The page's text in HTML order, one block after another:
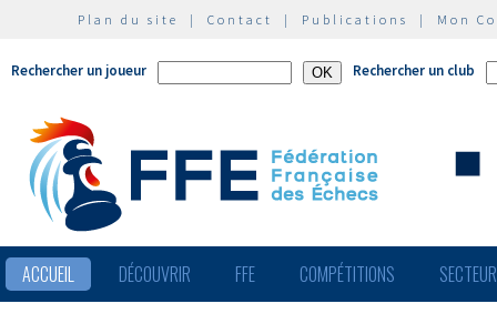
Plan du site | Contact | Publications | Mon
Rechercher un joueur Rechercher un club
ACCUEIL DÉCOUVRIR FFE COMPÉTITIONS